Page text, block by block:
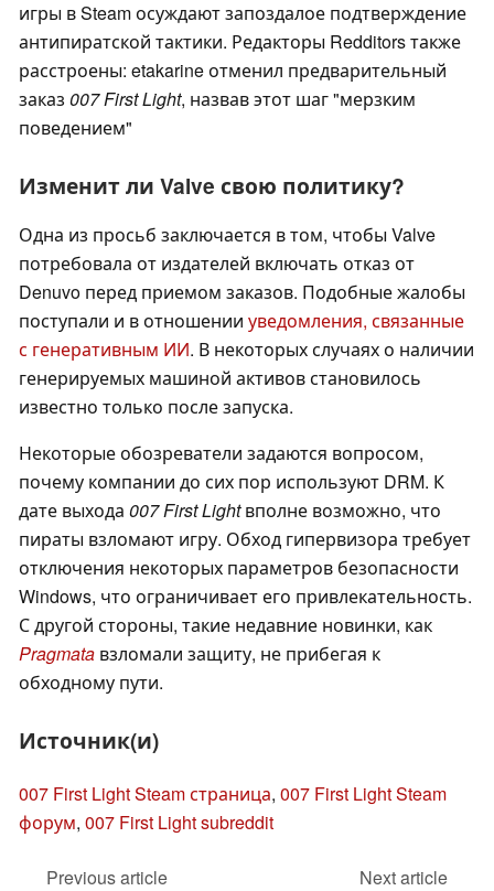
игры в Steam осуждают запоздалое подтверждение
антипиратской тактики. Редакторы Redditors также
расстроены: etakarine отменил предварительный
заказ 007 First Light, назвав этот шаг "мерзким
поведением"
Изменит ли Valve свою политику?
Одна из просьб заключается в том, чтобы Valve
потребовала от издателей включать отказ от
Denuvo перед приемом заказов. Подобные жалобы
поступали и в отношении уведомления, связанные
с генеративным ИИ. В некоторых случаях о наличии
генерируемых машиной активов становилось
известно только после запуска.
Некоторые обозреватели задаются вопросом,
почему компании до сих пор используют DRM. К
дате выхода 007 First Lightвполне возможно, что
пираты взломают игру. Обход гипервизора требует
отключения некоторых параметров безопасности
Windows, что ограничивает его привлекательность.
С другой стороны, такие недавние новинки, как
Pragmata взломали защиту, не прибегая к
обходному пути.
Источник(и)
007 First Light Steam страница, 007 First Light Steam
форум, 007 First Light subreddit
Previous article
Next article